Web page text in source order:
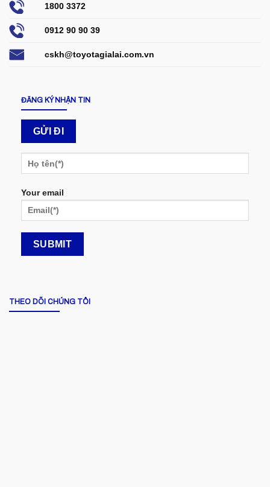
1800 3372
0912 90 90 39
cskh@toyotagialai.com.vn
ĐĂNG KÝ NHẬN TIN
Your email
THEO DÕI CHÚNG TÔI